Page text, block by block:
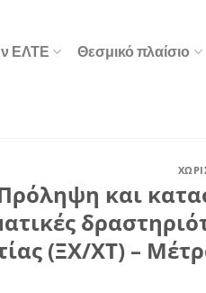
ΕΛΤΕ Θεσμικό πλαίσιο
και
(ΞΧ/ΧΤ) –